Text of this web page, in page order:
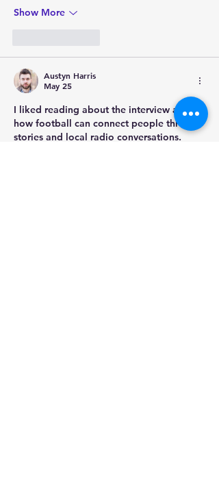
Show More
Austyn Harris
May 25
I liked reading about the interview and
how football can connect people through
stories and local radio conversations.